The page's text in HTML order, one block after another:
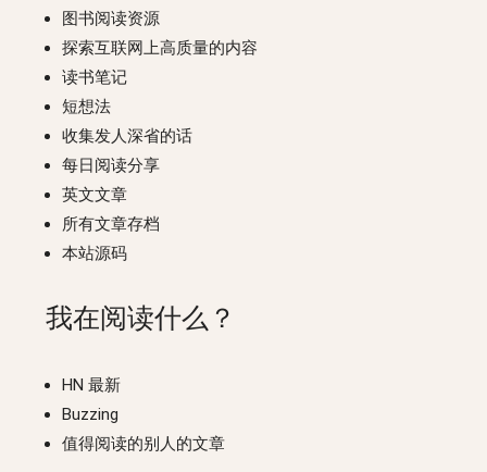
图书阅读资源
探索互联网上高质量的内容
读书笔记
短想法
收集发人深省的话
每日阅读分享
英文文章
所有文章存档
本站源码
我在阅读什么？
HN 最新
Buzzing
值得阅读的别人的文章